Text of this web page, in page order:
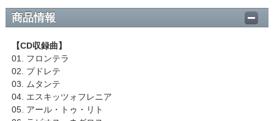
商品情報
【CD収録曲】
01. フロンテラ
02. プドレテ
03. ムタンテ
04. エスキッツォフレニア
05. アール・トゥ・リト